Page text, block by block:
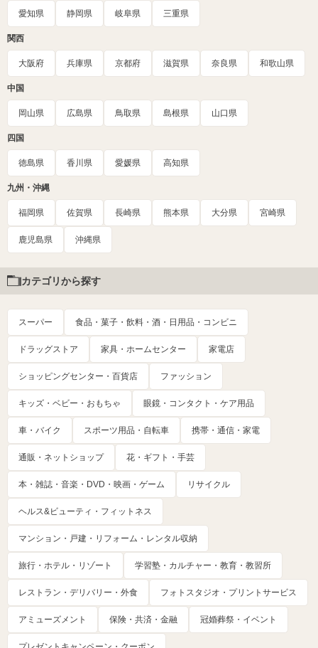
愛知県 静岡県 岐阜県 三重県
関西
大阪府 兵庫県 京都府 滋賀県 奈良県 和歌山県
中国
岡山県 広島県 鳥取県 島根県 山口県
四国
徳島県 香川県 愛媛県 高知県
九州・沖縄
福岡県 佐賀県 長崎県 熊本県 大分県 宮崎県
鹿児島県 沖縄県
カテゴリから探す
スーパー 食品・菓子・飲料・酒・日用品・コンビニ
ドラッグストア 家具・ホームセンター 家電店
ショッピングセンター・百貨店 ファッション
キッズ・ベビー・おもちゃ 眼鏡・コンタクト・ケア用品
車・バイク スポーツ用品・自転車 携帯・通信・家電
通販・ネットショップ 花・ギフト・手芸
本・雑誌・音楽・DVD・映画・ゲーム リサイクル
ヘルス&ビューティ・フィットネス
マンション・戸建・リフォーム・レンタル収納
旅行・ホテル・リゾート 学習塾・カルチャー・教育・教習所
レストラン・デリバリー・外食 フォトスタジオ・プリントサービス
アミューズメント 保険・共済・金融 冠婚葬祭・イベント